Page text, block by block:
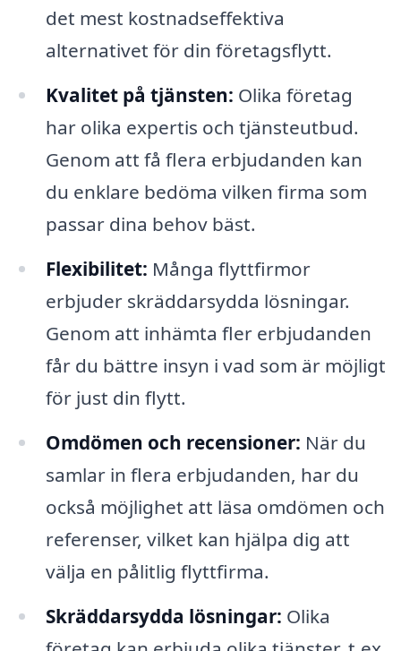
det mest kostnadseffektiva
alternativet för din företagsflytt.
Kvalitet på tjänsten: Olika företag
har olika expertis och tjänsteutbud.
Genom att få flera erbjudanden kan
du enklare bedöma vilken firma som
passar dina behov bäst.
Flexibilitet: Många flyttfirmor
erbjuder skräddarsydda lösningar.
Genom att inhämta fler erbjudanden
får du bättre insyn i vad som är möjligt
för just din flytt.
Omdömen och recensioner: När du
samlar in flera erbjudanden, har du
också möjlighet att läsa omdömen och
referenser, vilket kan hjälpa dig att
välja en pålitlig flyttfirma.
Skräddarsydda lösningar: Olika